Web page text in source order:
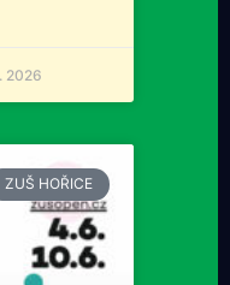
2026
ZUŠ HOŘICE